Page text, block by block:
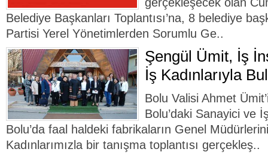
Belediye Başkanları Toplantısı’na, 8 belediye
Partisi Yerel Yönetimlerden Sorumlu Ge..
Şengül Ümit, İş
İş Kadınlarıyla
Bolu Valisi Ahmet
Bolu’daki Sanayici ve
Bolu’da faal haldeki fabrikaların Genel
Kadınlarımızla bir tanışma toplantısı gerçekleş..